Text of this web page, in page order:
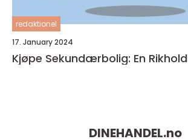
redaktionel
17. January 2024
Kjøpe Sekundærbolig: En
DINEHANDEL.no